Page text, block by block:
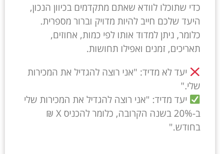
כדי שתוכלו לוודא שאתם מתקדמים בכיוון הנכון,
היעד שלכם חייב להיות מדויק וברור מספרית.
כלומר, ניתן למדוד אותו לפי כמות, אחוזים,
תאריכים, זמנים ואפילו תחושות.
יעד לא מדיד: "אני רוצה להגדיל את המכירות
שלי."
יעד מדיד: "אני רוצה להגדיל את המכירות שלי
ב-20% בשנה הקרובה, כלומר להכניס X ₪
בחודש."